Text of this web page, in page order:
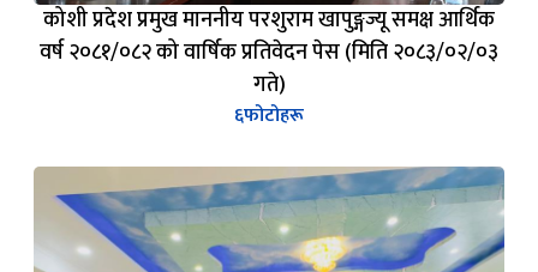
कोशी प्रदेश प्रमुख माननीय परशुराम खापुङ्गज्यू समक्ष आर्थिक
वर्ष २०८१/०८२ को वार्षिक प्रतिवेदन पेस (मिति २०८३/०२/०३
गते)
६फोटोहरू